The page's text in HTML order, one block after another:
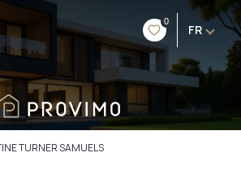
0
FR
TURNER SAMUELS